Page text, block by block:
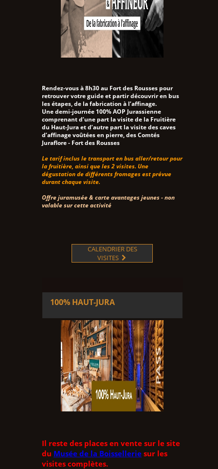
Rendez-vous à 8h30 au Fort des Rousses pour
retrouver votre guide et partir découvrir en bus
les étapes, de la fabrication à l’affinage.
Une demi-journée 100% AOP Jurassienne
comprenant d’une part la visite de la Fruitière
du Haut-Jura et d’autre part la visite des caves
d’affinage voûtées en pierre, des Comtés
Juraflore - Fort des Rousses
Le tarif inclus le transport en bus aller/retour pour
la fruitière, ainsi que les 2 visites. Une
dégustation de différents fromages est prévue
durant chaque visite.
Offre juramusée & carte avantages jeunes - non
valable sur cette activité
CALENDRIER DES
VISITES 
100% HAUT-JURA
Il reste des places en vente sur le site
du Musée de la Boissellerie sur les
visites complètes.